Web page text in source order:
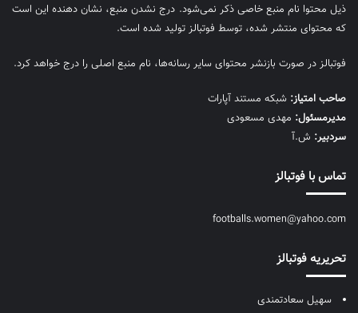
ذیل محتوا نام منبع خاصی ذکر نمی‌‎شود. درج نشدن منبع، نشان دهنده این است
که محتوای منتشر شده، توسط فوتبالز تولید شده است.
فوتبالز در صورت بازنشر محتوای سایر رسانه‌ها، نام منبع اصلی را درج خواهد کرد.
صاحب امتیاز: شبکه مستند آپارات
مديرمسئول: مهدی مسعودی
سردبیر: ش.آ
تماس با فوتبالز
footballs.women@yahoo.com
تحریریه فوتبالز
سهیل سعادتمندی